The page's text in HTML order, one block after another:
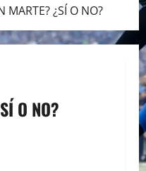
MARTE? ¿SÍ O NO?
O NO?